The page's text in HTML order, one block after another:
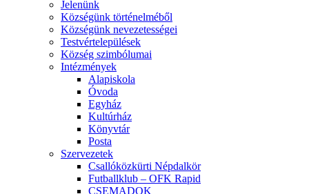
Jelenünk
Községünk történelméből
Községünk nevezetességei
Testvértelepülések
Község szimbólumai
Intézmények
Alapiskola
Óvoda
Egyház
Kultúrház
Könyvtár
Posta
Szervezetek
Csallóközkürti Népdalkör
Futballklub – OFK Rapid
CSEMADOK